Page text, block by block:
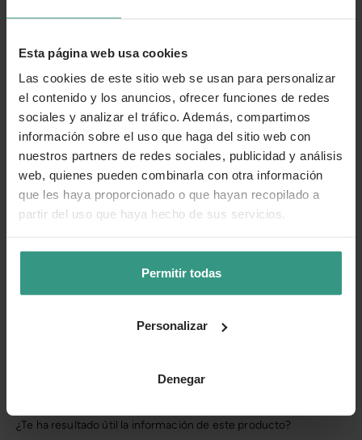
Esta página web usa cookies
Las cookies de este sitio web se usan para personalizar
el contenido y los anuncios, ofrecer funciones de redes
sociales y analizar el tráfico. Además, compartimos
información sobre el uso que haga del sitio web con
nuestros partners de redes sociales, publicidad y análisis
web, quienes pueden combinarla con otra información
que les haya proporcionado o que hayan recopilado a
partir del uso que haya hecho de sus servicios.
Permitir todas
Personalizar
Denegar
Uso recomendado: terrazas amplias, jardines,
Garantía: hasta 10 años en tapa y cuba contra
perforación por corrosión*
*La garantía no cubre el desgaste normal o el mal uso de
Más información
11258400
¿Te ha resultado útil la información de este producto?